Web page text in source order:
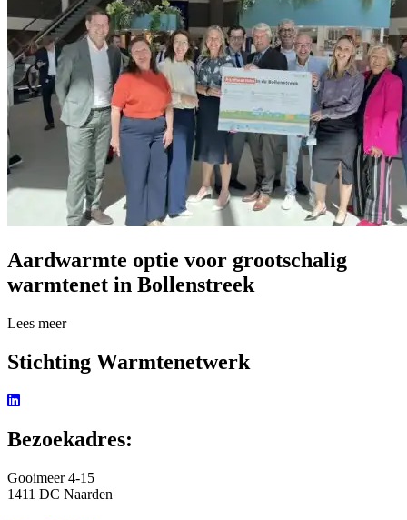
Aardwarmte optie voor grootschalig
warmtenet in Bollenstreek
Lees meer over Aardwarmte optie voor grootschalig warmtenet in
Lees meer
Stichting Warmtenetwerk
Bezoekadres:
Gooimeer 4-15
1411 DC Naarden